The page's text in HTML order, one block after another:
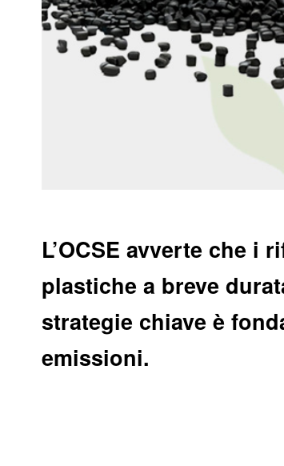
L’OCSE avverte che i
plastiche a breve
strategie chiave è
emissioni.